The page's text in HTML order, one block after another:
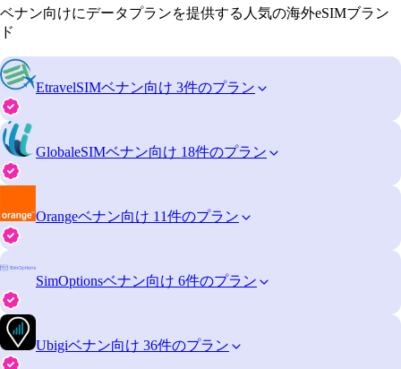
ベナン向けにデータプランを提供する人気の海外eSIMブラン
ド
EtravelSIMベナン向け 3件のプラン
GlobaleSIMベナン向け 18件のプラン
Orangeベナン向け 11件のプラン
SimOptionsベナン向け 6件のプラン
Ubigiベナン向け 36件のプラン